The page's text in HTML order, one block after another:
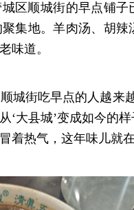
区顺城街的早点铺子
聚集地。羊肉汤、胡
味道。
城街吃早点的人越来
‘大县城’变成如今的
着热气，这年味儿就